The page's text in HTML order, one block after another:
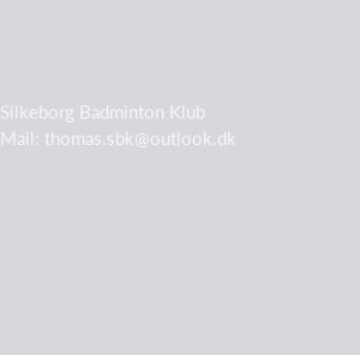
Silkeborg Badminton Klub
Mail: thomas.sbk@outlook.dk